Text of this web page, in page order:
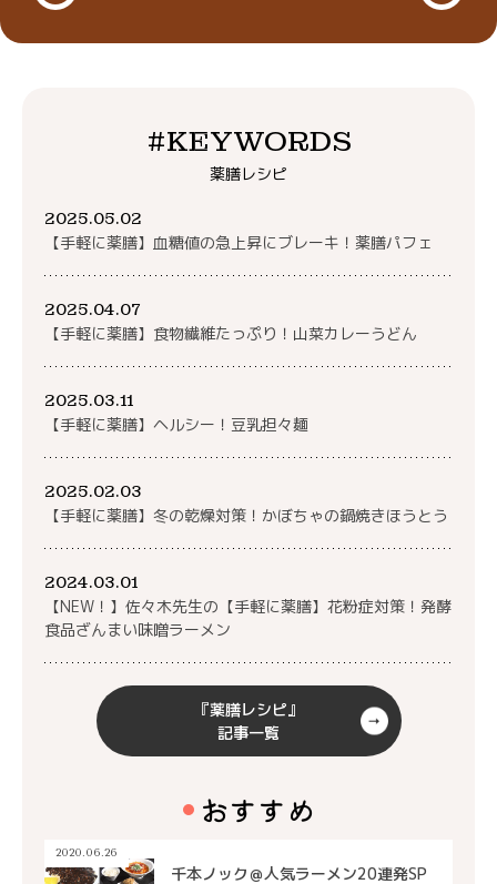
#KEYWORDS
薬膳レシピ
2025.05.02
【手軽に薬膳】血糖値の急上昇にブレーキ！薬膳パフェ
2025.04.07
【手軽に薬膳】食物繊維たっぷり！山菜カレーうどん
2025.03.11
【手軽に薬膳】ヘルシー！豆乳担々麺
2025.02.03
【手軽に薬膳】冬の乾燥対策！かぼちゃの鍋焼きほうとう
2024.03.01
【NEW！】佐々木先生の【手軽に薬膳】花粉症対策！発酵
食品ざんまい味噌ラーメン
『薬膳レシピ』
記事一覧
おすすめ
2020.06.26
千本ノック＠人気ラーメン20連発SP